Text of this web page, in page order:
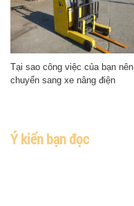
Tại sao công việc của bạn nên
chuyển sang xe nâng điện
Ý kiến bạn đọc